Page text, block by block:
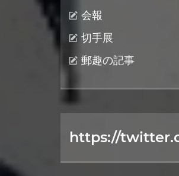
会報
切手展
郵趣の記事
https://